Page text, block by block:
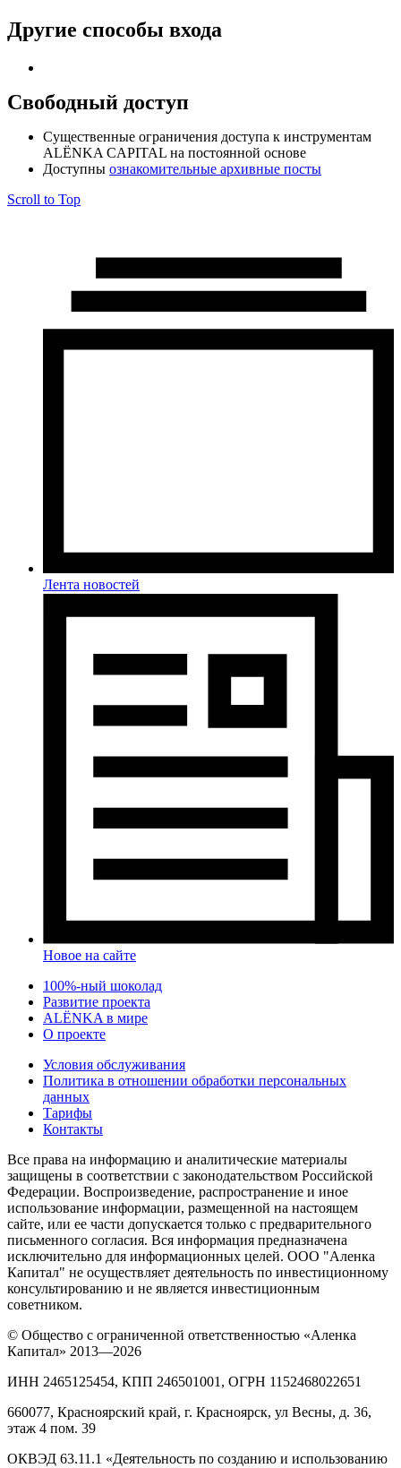
Другие способы входа
Свободный доступ
Cущественные ограничения доступа к инструментам
ALЁNKA CAPITAL на постоянной основе
Доступны ознакомительные архивные посты
Scroll to Top
Лента новостей
Новое на сайте
100%-ный шоколад
Развитие проекта
ALЁNKA в мире
О проекте
Условия обслуживания
Политика в отношении обработки персональных
данных
Тарифы
Контакты
Все права на информацию и аналитические материалы
защищены в соответствии с законодательством Российской
Федерации. Воспроизведение, распространение и иное
использование информации, размещенной на настоящем
сайте, или ее части допускается только с предварительного
письменного согласия. Вся информация предназначена
исключительно для информационных целей. ООО "Аленка
Капитал" не осуществляет деятельность по инвестиционному
консультированию и не является инвестиционным
советником.
© Общество с ограниченной ответственностью «Аленка
Капитал» 2013—2026
ИНН 2465125454, КПП 246501001, ОГРН 1152468022651
660077, Красноярский край, г. Красноярск, ул Весны, д. 36,
этаж 4 пом. 39
ОКВЭД 63.11.1 «Деятельность по созданию и использованию